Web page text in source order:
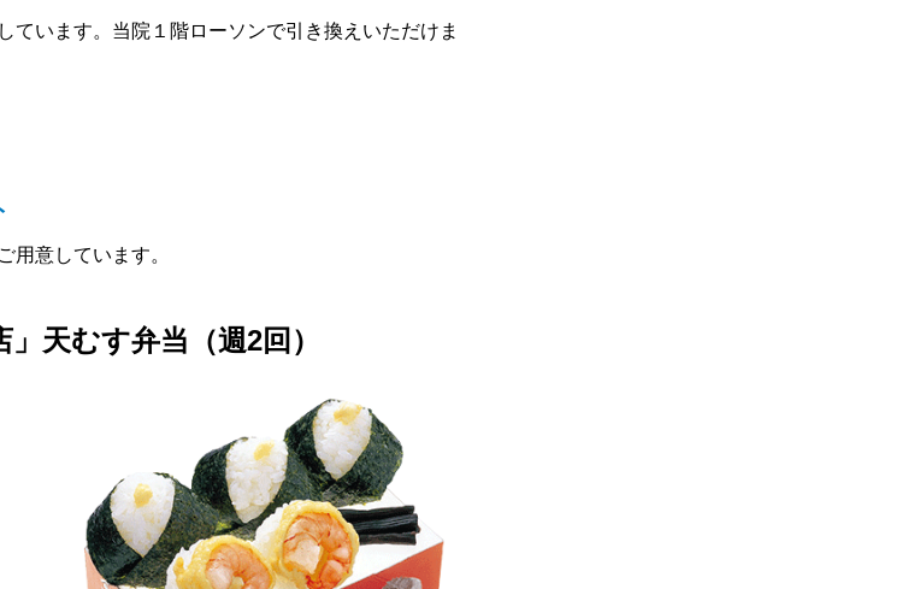
ています。当院１階ローソンで引き換えいただけま
用意しています。
天むす弁当（週2回）